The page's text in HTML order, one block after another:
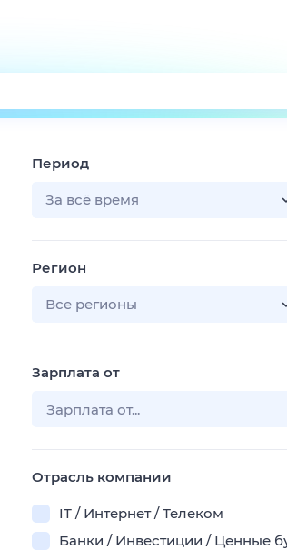
Поиск
ТВ-программа
Период
За всё время
Регион
Все регионы
Зарплата от
Отрасль компании
IT / Интернет / Телеком
Банки / Инвестиции / Ценные